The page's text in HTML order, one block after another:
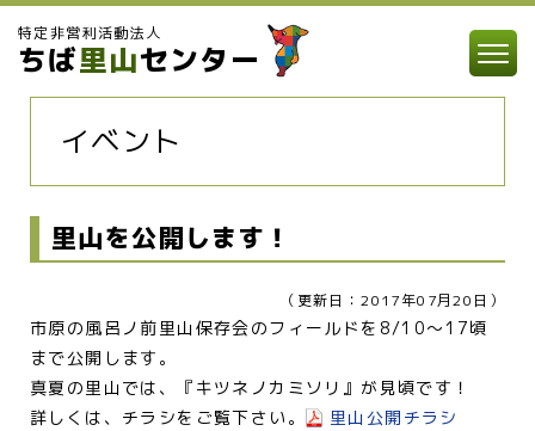
特定非営利活動法人
ちば里山センター
イベント
里山を公開します！
（更新日：2017年07月20日）
市原の風呂ノ前里山保存会のフィールドを8/10～17頃
まで公開します。
真夏の里山では、『キツネノカミソリ』が見頃です！
詳しくは、チラシをご覧下さい。
里山公開チラシ